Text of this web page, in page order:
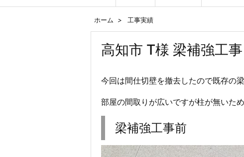
ホーム > 工事実績
高知市 T様 梁補強工事
今回は間仕切壁を撤去したので既存の
部屋の間取りが広いですが柱が無いた
梁補強工事前